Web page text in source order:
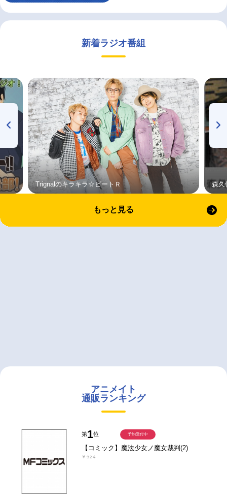
新着ラジオ番組
Trignalのキラキラ☆ビートＲ 森久
もっと見る
アニメイト
通販ランキング
第1位
【コミック】魔法少女ノ魔女裁判(2)
￥924
予約受付中